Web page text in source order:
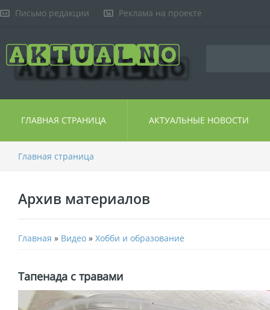
Письмо редакции Реклама на проекте
ГЛАВНАЯ СТРАНИЦА АКТУАЛЬНЫЕ НОВОСТИ
Главная страница
Архив материалов
Главная » Видео » Хобби и образование
Тапенада с травами